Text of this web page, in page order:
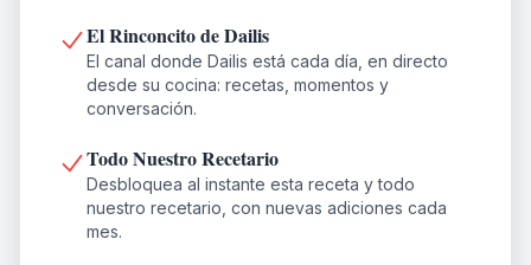
El Rinconcito de Dailis
El canal donde Dailis está cada día, en directo
desde su cocina: recetas, momentos y
conversación.
Todo Nuestro Recetario
Desbloquea al instante esta receta y todo
nuestro recetario, con nuevas adiciones cada
mes.